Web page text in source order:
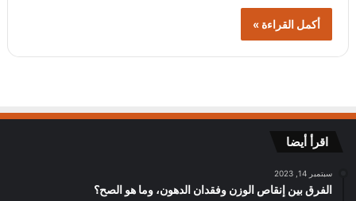
أكمل القراءة »
اقرأ أيضا
سبتمبر 14, 2023
الفرق بين إنقاص الوزن وفقدان الدهون، وما هو الصح؟